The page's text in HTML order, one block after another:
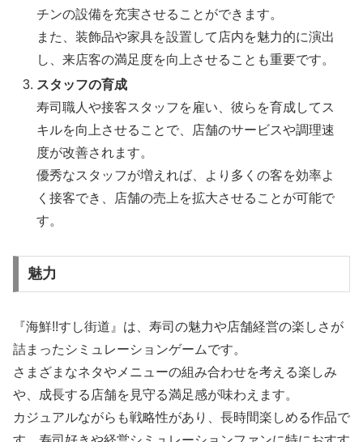
チンの設備を充実させることができます。
また、装飾品や家具を設置して店内を魅力的に演出
し、来店客の満足度を向上させることも重要です。
スタッフの育成
寿司職人や接客スタッフを雇い、彼らを育成してス
キルを向上させることで、店舗のサービスや調理速
度が改善されます。
優秀なスタッフが増えれば、より多くの客を効率よ
く接客でき、店舗の売上を拡大させることが可能で
す。
魅力
『海鮮!!すし街道』は、寿司の魅力や店舗経営の楽しさが
詰まったシミュレーションゲームです。
さまざまなネタやメニューの組み合わせを考える楽しみ
や、成長する店舗を見守る満足感が味わえます。
カジュアルながらも戦略性があり、長時間楽しめる作品で